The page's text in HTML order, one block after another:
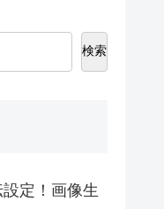
検索
設定！画像生